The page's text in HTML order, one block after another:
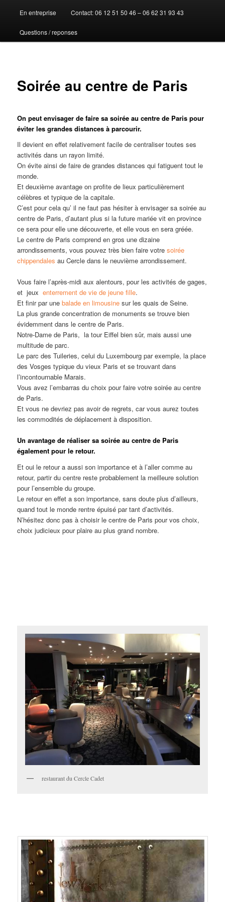
au
contenu
En entreprise Contact: 06 12 51 50 46 – 06 62 31 93 43
Questions / reponses
Soirée au centre de Paris
On peut envisager de faire sa soirée au centre de Paris pour
éviter les grandes distances à parcourir.
Il devient en effet relativement facile de centraliser toutes ses
activités dans un rayon limité.
On évite ainsi de faire de grandes distances qui fatiguent tout le
monde.
Et deuxième avantage on profite de lieux particulièrement
célèbres et typique de la capitale.
C’est pour cela qu’ il ne faut pas hésiter à envisager sa soirée au
centre de Paris, d’autant plus si la future mariée vit en province
ce sera pour elle une découverte, et elle vous en sera gréée.
Le centre de Paris comprend en gros une dizaine
arrondissements, vous pouvez très bien faire votresoirée
chippendales au Cercle dans le neuvième arrondissement.
Vous faire l’après-midi aux alentours, pour les activités de gages,
et jeuxenterrement de vie de jeune fille.
Et finir par unebalade en limousine sur les quais de Seine.
La plus grande concentration de monuments se trouve bien
évidemment dans le centre de Paris.
Notre-Dame de Paris, la tour Eiffel bien sûr, mais aussi une
multitude de parc.
Le parc des Tuileries, celui du Luxembourg par exemple, la place
des Vosges typique du vieux Paris et se trouvant dans
l’incontournable Marais.
Vous avez l’embarras du choix pour faire votre soirée au centre
de Paris.
Et vous ne devriez pas avoir de regrets, car vous aurez toutes
les commodités de déplacement à disposition.
Un avantage de réaliser sa soirée au centre de Paris
également pour le retour.
Et oui le retour a aussi son importance et à l’aller comme au
retour, partir du centre reste probablement la meilleure solution
pour l’ensemble du groupe.
Le retour en effet a son importance, sans doute plus d’ailleurs,
quand tout le monde rentre épuisé par tant d’activités.
N’hésitez donc pas à choisir le centre de Paris pour vos choix,
choix judicieux pour plaire au plus grand nombre.
restaurant du Cercle Cadet